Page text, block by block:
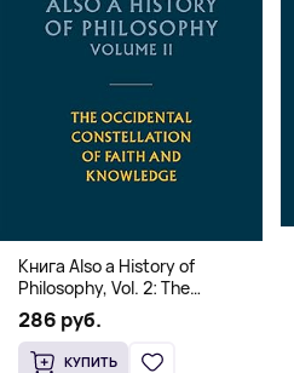
Книга Also a History of
Philosophy, Vol. 2: The
Occidental Constellation of
Faith and Knowledge
(Твердый переплет)
286 руб.
КУПИТЬ